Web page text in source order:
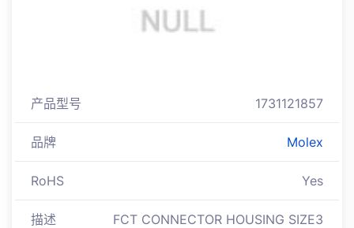
产品型号 1731121857
品牌 Molex
RoHS Yes
描述 FCT CONNECTOR HOUSING SIZE3